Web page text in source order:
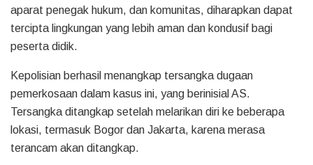
aparat penegak hukum, dan komunitas, diharapkan dapat
tercipta lingkungan yang lebih aman dan kondusif bagi
peserta didik.
Kepolisian berhasil menangkap tersangka dugaan
pemerkosaan dalam kasus ini, yang berinisial AS.
Tersangka ditangkap setelah melarikan diri ke beberapa
lokasi, termasuk Bogor dan Jakarta, karena merasa
terancam akan ditangkap.